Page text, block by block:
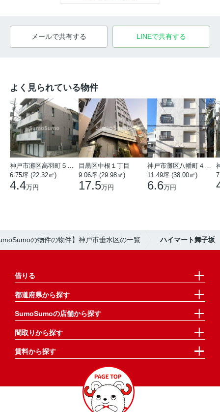
メールで共有する LINEで共有する
よく見られている物件
6.75坪 (22.32㎡)
4.4万円
目黒区中根１丁目
9.06坪 (29.98㎡)
17.5万円
11.49坪 (38.00㎡)
6.6万円
の物件の物件】神戸市垂水区の一覧 ハイマート舞子坂
借りる
都道府県から探す
SumoSumoの店舗から探す
間取りから探す
賃料から探す